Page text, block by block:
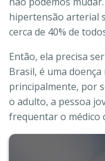
hipertensão arterial
cerca de 40% de
Então, ela precisa
Brasil, é uma
principalmente, por
o adulto, a pessoa
frequentar o médico